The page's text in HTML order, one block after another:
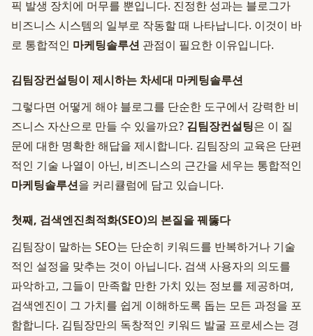
픽 발생 장치에 머무를 뿐입니다. 진정한 성과는 블로그가
비즈니스 시스템의 일부로 작동할 때 나타납니다. 이것이 바
로 통합적인 마케팅솔루션 관점이 필요한 이유입니다.
김팀장컨설팅이 제시하는 차세대 마케팅솔루션
그렇다면 어떻게 해야 블로그를 단순한 도구에서 강력한 비
즈니스 자산으로 만들 수 있을까요? 김팀장컨설팅은 이 질
문에 대한 명확한 해답을 제시합니다. 김팀장의 교육은 단편
적인 기술 나열이 아닌, 비즈니스의 근간을 세우는 통합적인
마케팅솔루션을 커리큘럼에 담고 있습니다.
첫째, 검색엔진최적화(SEO)의 본질을 꿰뚫다
김팀장이 말하는 SEO는 단순히 키워드를 반복하거나 기술
적인 설정을 맞추는 것이 아닙니다. 검색 사용자의 의도를
파악하고, 그들이 만족할 만한 가치 있는 정보를 제공하며,
검색엔진이 그 가치를 쉽게 이해하도록 돕는 모든 과정을 포
함합니다. 김팀장만의 독창적인 키워드 발굴 프로세스는 경